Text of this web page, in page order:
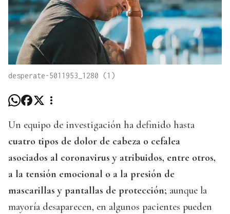
desperate-5011953_1280 (1)
Un equipo de investigación ha definido hasta
cuatro tipos de dolor de cabeza o cefalea
asociados al coronavirus y atribuidos, entre otros,
a la tensión emocional o a la presión de
mascarillas y pantallas de protección; aunque la
mayoría desaparecen, en algunos pacientes pueden